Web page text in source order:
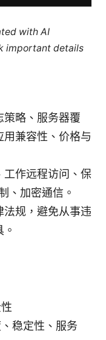
with AI
important details
策略、服务器覆
兼容性、价格与
工作远程访问、保
、加密通信。
法规，避免从事违
稳定性、服务